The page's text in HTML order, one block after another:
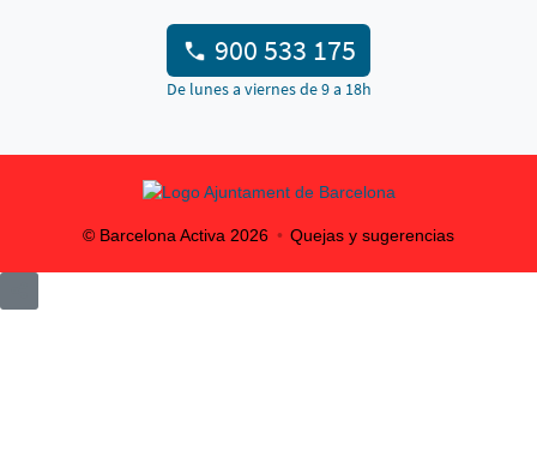
900 533 175
De lunes a viernes de 9 a 18h
© Barcelona Activa 2026 Quejas y sugerencias